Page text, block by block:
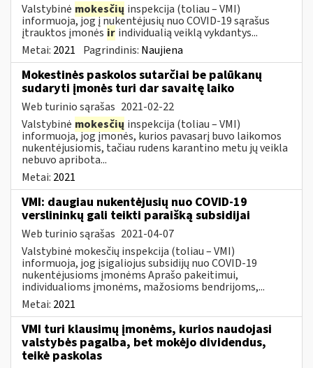
Valstybinė mokesčių inspekcija (toliau – VMI)
informuoja, jog į nukentėjusių nuo COVID-19 sąrašus
įtrauktos įmonės ir individualią veiklą vykdantys...
Metai: 2021 Pagrindinis: Naujiena
Mokestinės paskolos sutarčiai be palūkanų
sudaryti įmonės turi dar savaitę laiko
Web turinio sąrašas 2021-02-22
Valstybinė mokesčių inspekcija (toliau – VMI)
informuoja, jog įmonės, kurios pavasarį buvo laikomos
nukentėjusiomis, tačiau rudens karantino metu jų veikla
nebuvo apribota...
Metai: 2021
VMI: daugiau nukentėjusių nuo COVID-19
verslininkų gali teikti paraišką subsidijai
Web turinio sąrašas 2021-04-07
Valstybinė mokesčių inspekcija (toliau – VMI)
informuoja, jog įsigaliojus subsidijų nuo COVID-19
nukentėjusioms įmonėms Aprašo pakeitimui,
individualioms įmonėms, mažosioms bendrijoms,...
Metai: 2021
VMI turi klausimų įmonėms, kurios naudojasi
valstybės pagalba, bet mokėjo dividendus,
teikė paskolas